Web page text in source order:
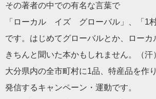
その著者の中での有名な言葉で
「ローカル イズ グローバル」、「1
です。はじめてグローバルとか、ローカ
きちんと聞いた本かもしれません。（汗
大分県内の全市町村に1品、特産品を作
発信するキャンペーン・運動です。